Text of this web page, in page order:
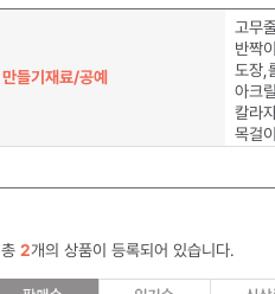
만들기재료/공예
고무
반짝
도장,
아크
칼라
목걸
총 2개의 상품이 등록되어 있습니다.